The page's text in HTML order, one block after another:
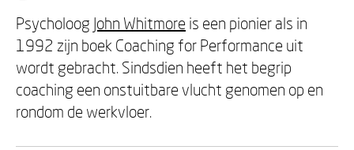
Psycholoog John Whitmore is een pionier als in
1992 zijn boek Coaching for Performance uit
wordt gebracht. Sindsdien heeft het begrip
coaching een onstuitbare vlucht genomen op en
rondom de werkvloer.